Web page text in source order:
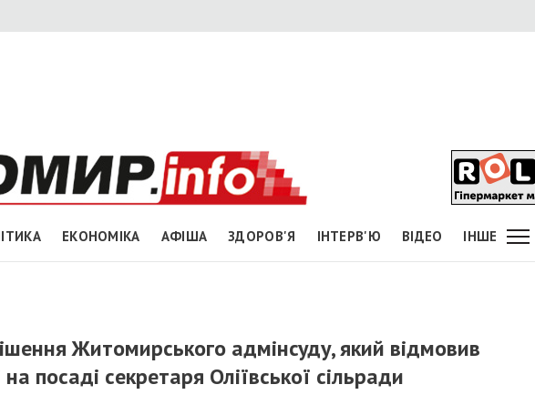
ЕКОНОМІКА АФІША ЗДОРОВ'Я ІНТЕРВ'Ю ВІДЕО ІНШЕ
Житомирського адмінсуду, який відмовив
посаді секретаря Оліївської сільради